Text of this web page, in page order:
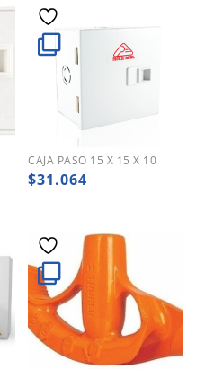
CAJA PASO 15 X 15 X 10
$31.064